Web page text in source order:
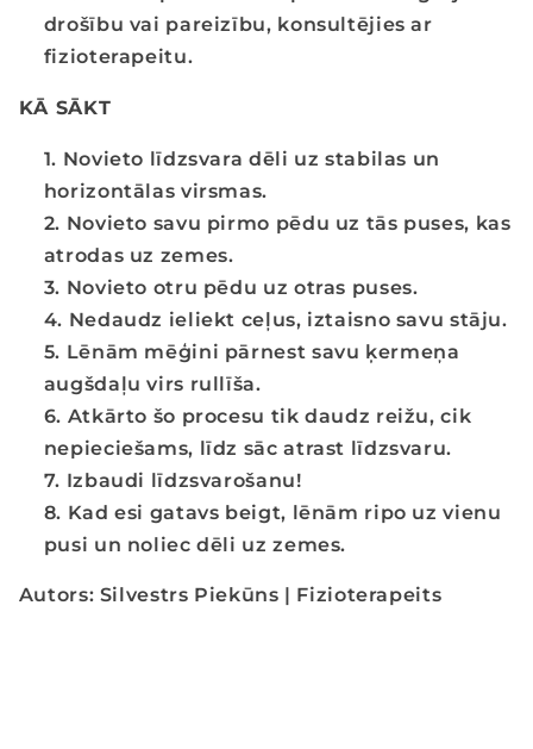
drošību vai pareizību, konsultējies ar
fizioterapeitu.
KĀ SĀKT
Novieto līdzsvara dēli uz stabilas un
horizontālas virsmas.
Novieto savu pirmo pēdu uz tās puses, kas
atrodas uz zemes.
Novieto otru pēdu uz otras puses.
Nedaudz ieliekt ceļus, iztaisno savu stāju.
Lēnām mēģini pārnest savu ķermeņa
augšdaļu virs rullīša.
Atkārto šo procesu tik daudz reižu, cik
nepieciešams, līdz sāc atrast līdzsvaru.
Izbaudi līdzsvarošanu!
Kad esi gatavs beigt, lēnām ripo uz vienu
pusi un noliec dēli uz zemes.
Autors: Silvestrs Piekūns | Fizioterapeits